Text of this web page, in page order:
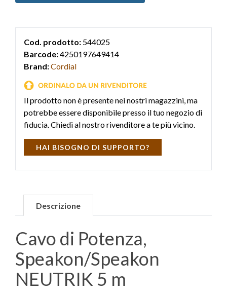
Cod. prodotto: 544025
Barcode:4250197649414
Brand:Cordial
Il prodotto non è presente nei nostri magazzini, ma
potrebbe essere disponibile presso il tuo negozio di
fiducia. Chiedi al nostro rivenditore a te più vicino.
HAI BISOGNO DI SUPPORTO?
Descrizione
Cavo di Potenza,
Speakon/Speakon
NEUTRIK 5 m